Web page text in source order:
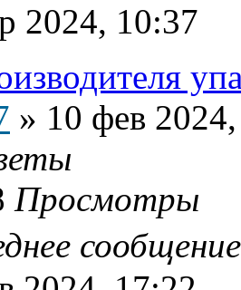
2024, 10:37
» 10 фев
Просмотры